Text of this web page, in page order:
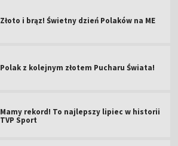
Złoto i brąz! Świetny dzień Polaków na ME
Polak z kolejnym złotem Pucharu Świata!
Mamy rekord! To najlepszy lipiec w historii
TVP Sport